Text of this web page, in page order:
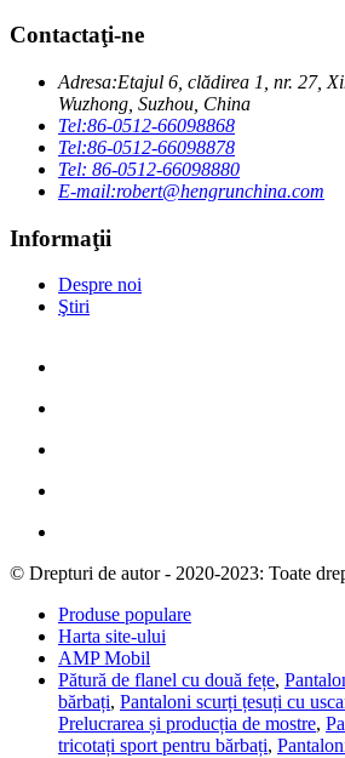
Contactaţi-ne
Adresa:Etajul 6, clădirea 1, nr. 27,
Wuzhong, Suzhou, China
Tel:86-0512-66098868
Tel:86-0512-66098878
Tel: 86-0512-66098880
E-mail:robert@hengrunchina.com
Informaţii
Despre noi
Ştiri
© Drepturi de autor - 2020-2023: Toate
Produse populare
Harta site-ului
AMP Mobil
Pătură de flanel cu două fețe,
bărbați, Pantaloni scurți țesuți cu
Prelucrarea și producția de mostre,
tricotați sport pentru bărbați,